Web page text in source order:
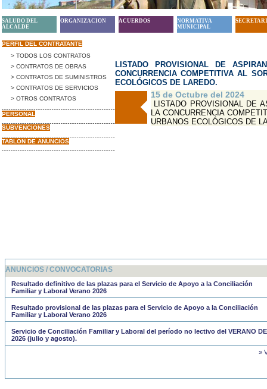
SALUDO DEL
ALCALDE
ORGANIZACION ACUERDOS
NORMATIVA
MUNICIPAL
PERFIL DEL CONTRATANTE
> TODOS LOS CONTRATOS
> CONTRATOS DE OBRAS
> CONTRATOS DE SUMINISTROS
> CONTRATOS DE SERVICIOS
> OTROS CONTRATOS
PERSONAL
SUBVENCIONES
TABLON DE ANUNCIOS
LISTADO PROVISIONAL DE
CONCURRENCIA COMPETITIVA AL
ECOLÓGICOS DE LAREDO.
15 de Octubre del 2024
LISTADO PROVISIONAL DE
LA CONCURRENCIA
URBANOS ECOLÓGICOS DE
ANUNCIOS / CONVOCATORIAS
Resultado definitivo de las plazas para el Servicio de Apoyo a la Conciliación
Familiar y Laboral Verano 2026
Resultado provisional de las plazas para el Servicio de Apoyo a la Conciliación
Familiar y Laboral Verano 2026
Servicio de Conciliación Familiar y Laboral del período no lectivo del VERANO DE
2026 (julio y agosto).
»